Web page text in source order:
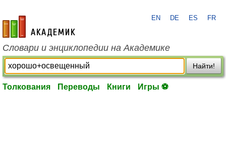
academic.ru
EN DE ES FR
Словари и энциклопедии на Академике
Найти!
Толкования Переводы Книги Игры ⚽